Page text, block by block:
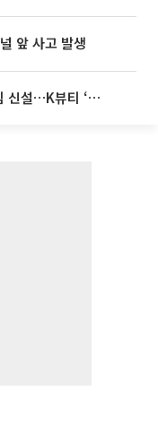
앞 사고 발생
매망’ 확대[K뷰티 라방戰]